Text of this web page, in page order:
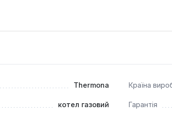
застосування незамерзаючих
теплоносія.
Thermona Країна
котел газовий Гарантія